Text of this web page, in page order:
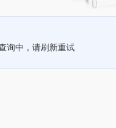
询中，请刷新重试